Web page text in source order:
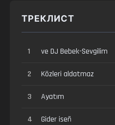
ТРЕКЛИСТ
1 ve DJ Bebek-Sevgilim
2 Közleri aldatmaz
3 Ayatım
4 Gider iseñ